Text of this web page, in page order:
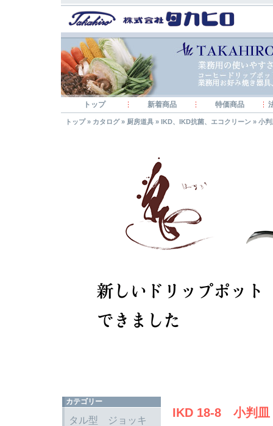
トップ 新着商品 特価商品
トップ» カタログ» 厨房道具 » IKD、IKD抗菌、エコクリーン » 小判
カテゴリー
タル型 ジョッキ
IKD 18-8 小判